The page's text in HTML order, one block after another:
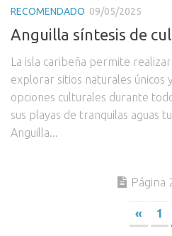
RECOMENDADO 09/05/2025
Anguilla síntesis de
La isla caribeña permite
explorar sitios naturales
opciones culturales durante
sus playas de tranquilas aguas
Anguilla...
Página
« 1